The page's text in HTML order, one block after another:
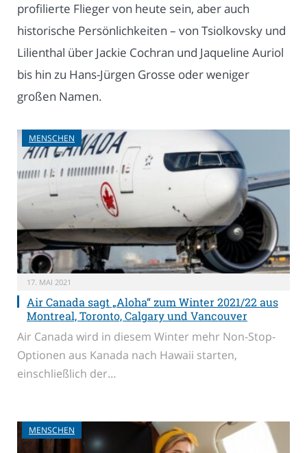
profilierte Flieger von heute sein, aber auch
historische Persönlichkeiten – von Tsiolkovsky und
Lilienthal über Jackie Cochran und Jaqueline Auriol
bis hin zu Hans-Jürgen Grosse oder weniger
großen Namen.
MENSCHEN
17. MAI 2021
Air Canada sagt „Aloha“ zum Winter 2021/22 aus
Montreal, Toronto, Calgary und Vancouver
Air Canada wird in diesem Winter mehr Non-Stop-
Optionen aus Kanada nach Hawaii starten,
einschließlich der…
MENSCHEN